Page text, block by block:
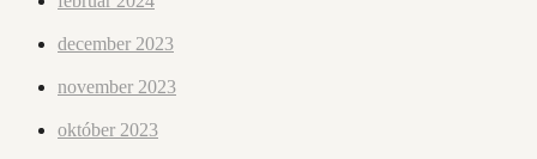
december 2023
november 2023
október 2023